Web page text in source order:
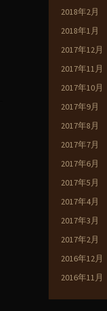
2018年2月
2018年1月
2017年12月
2017年11月
2017年10月
2017年9月
2017年8月
2017年7月
2017年6月
2017年5月
2017年4月
2017年3月
2017年2月
2016年12月
2016年11月